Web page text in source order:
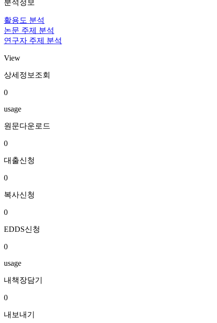
분석정보
활용도 분석
논문 주제 분석
연구자 주제 분석
View
상세정보조회
0
usage
원문다운로드
0
대출신청
0
복사신청
0
EDDS신청
0
usage
내책장담기
0
내보내기